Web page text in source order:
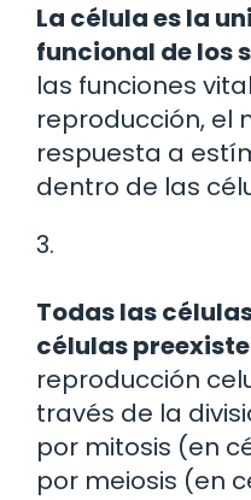
La célula es la
funcional de los
las funciones
reproducción, el
respuesta a
dentro de las
3.
Todas las
células
reproducción
través de la
por mitosis (en
por meiosis (en